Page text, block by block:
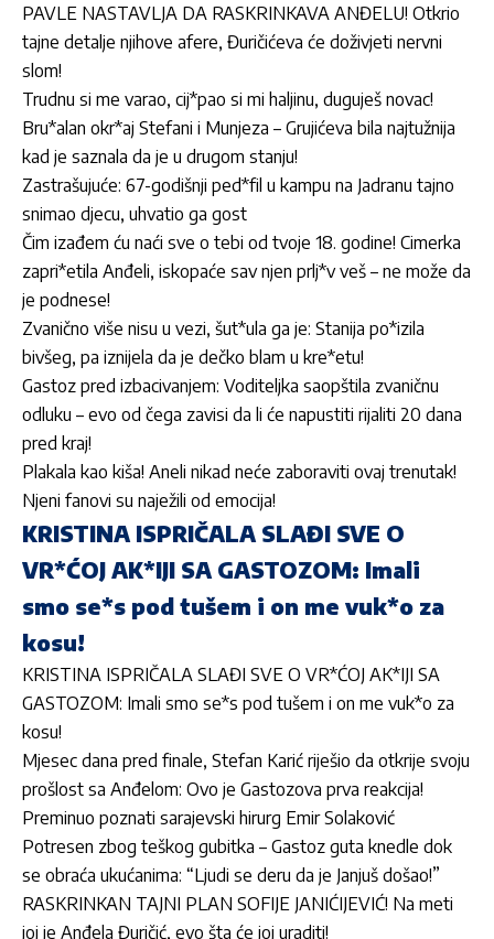
PAVLE NASTAVLJA DA RASKRINKAVA ANĐELU! Otkrio
tajne detalje njihove afere, Đuričićeva će doživjeti nervni
slom!
Trudnu si me varao, cij*pao si mi haljinu, duguješ novac!
Bru*alan okr*aj Stefani i Munjeza – Grujićeva bila najtužnija
kad je saznala da je u drugom stanju!
Zastrašujuće: 67-godišnji ped*fil u kampu na Jadranu tajno
snimao djecu, uhvatio ga gost
Čim izađem ću naći sve o tebi od tvoje 18. godine! Cimerka
zapri*etila Anđeli, iskopaće sav njen prlj*v veš – ne može da
je podnese!
Zvanično više nisu u vezi, šut*ula ga je: Stanija po*izila
bivšeg, pa iznijela da je dečko blam u kre*etu!
Gastoz pred izbacivanjem: Voditeljka saopštila zvaničnu
odluku – evo od čega zavisi da li će napustiti rijaliti 20 dana
pred kraj!
Plakala kao kiša! Aneli nikad neće zaboraviti ovaj trenutak!
Njeni fanovi su naježili od emocija!
KRISTINA ISPRIČALA SLAĐI SVE O
VR*ĆOJ AK*IJI SA GASTOZOM: Imali
smo se*s pod tušem i on me vuk*o za
kosu!
KRISTINA ISPRIČALA SLAĐI SVE O VR*ĆOJ AK*IJI SA
GASTOZOM: Imali smo se*s pod tušem i on me vuk*o za
kosu!
Mjesec dana pred finale, Stefan Karić riješio da otkrije svoju
prošlost sa Anđelom: Ovo je Gastozova prva reakcija!
Preminuo poznati sarajevski hirurg Emir Solaković
Potresen zbog teškog gubitka – Gastoz guta knedle dok
se obraća ukućanima: “Ljudi se deru da je Janjuš došao!”
RASKRINKAN TAJNI PLAN SOFIJE JANIĆIJEVIĆ! Na meti
joj je Anđela Đuričić, evo šta će joj uraditi!